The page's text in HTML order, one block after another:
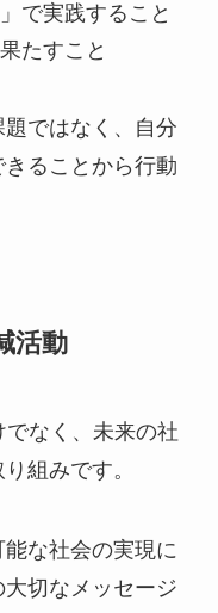
で実践すること
たすこと
ではなく、自分
ることから行動
活動
なく、未来の社
組みです。
な社会の実現に
切なメッセージ